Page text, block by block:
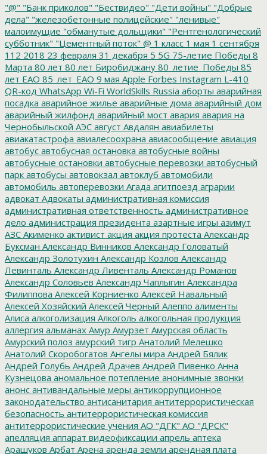
"@" "Банк приколов" "Бествидео" "Дети войны" "Добрые
дела" "железобетонные полицейские" "ленивые"
малоимущие "обманутые дольщики" "Рентгенологический
субботник" "Цементный поток" @ 1 класс 1 мая 1 сентября
112 2018 23 февраля 31 декабря 5 5G 75-летие Победы 8
Марта 80 лет 80 лет Биробиджану 80_летие_Победы 85
лет ЕАО 85_лет_ЕАО 9 мая Apple Forbes Instagram L-410
QR-код WhatsApp Wi-Fi WorldSkills Russia аборты аварийная
посадка аварийное жилье аварийные дома аварийный дом
аварийный жилфонд аварийный мост авария авария на
Чернобыльской АЭС август Авдалян авиабилеты
авиакатастрофа авиалесоохрана авиасообщение авиация
автобус автобусная остановка автобусные войны
автобусные остановки автобусные перевозки автобусный
парк автобусы автовокзал автоклуб автомобили
автомобиль автоперевозки Агада агитпоезд аграрии
адвокат Адвокаты административная комиссия
административная ответственность административное
дело администрация президента азартные игры азимут
АЗС Акименко активист акция акция протеста Александр
Буксман Александр Винников Александр Головатый
Александр Золотухин Александр Козлов Александр
Левинталь Александр Ливенталь Александр Романов
Александр Соловьев Александр Чаплыгин Александра
Филиппова Алексей Корниенко Алексей Навальный
Алексей Хозяйский Алексей Черный Алеппо алименты
Алиса алкоголизация Алкоголь алкогольная продукция
аллергия альманах Амур Амурзет Амурская область
Амурский полоз амурский тигр Анатолий Мелешко
Анатолий Скоробогатов Ангелы мира Андрей Бялик
Андрей Голубь Андрей Драчев Андрей Пивенко Анна
Кузнецова аномальное потепление анонимные звонки
анонс антивандальные меры антикоррупционное
законодательство антисанитария антитеррористическая
безопасность антитеррористическая комиссия
антитеррористические учения АО "ДГК" АО "ДРСК"
апелляция аппарат видеофиксации апрель аптека
Арашуков Арбат Арена аренда земли арендная плата